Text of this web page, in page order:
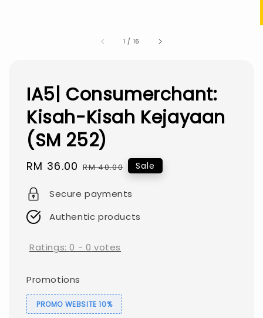
1 / 16
IA5| Consumerchant:
Kisah-Kisah Kejayaan
(SM 252)
Sale
RM 36.00 Regular
RM 40.00 Sale
Secure payments
Authentic products
Ratings:0 - 0 votes
Promotions
PROMO WEBSITE 10%